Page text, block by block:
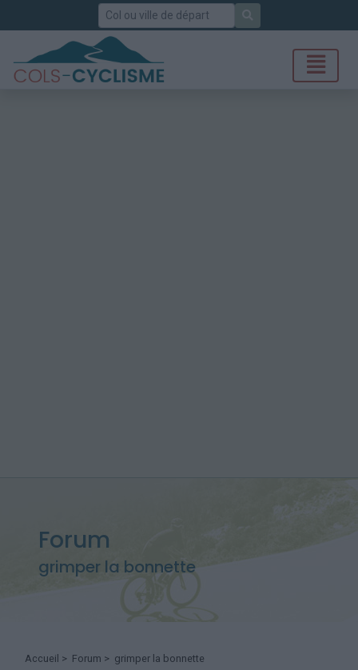
Rechercher
Forum
grimper la bonnette
Accueil > Forum > grimper la bonnette